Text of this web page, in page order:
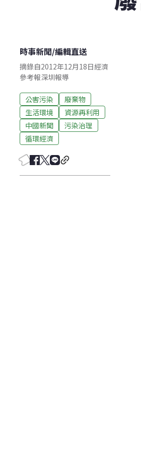
時事新聞/編輯直送
摘錄自2012年12月18日經濟
參考報深圳報導
公害污染
廢棄物
生活環境
資源再利用
中國新聞
污染治理
循環經濟